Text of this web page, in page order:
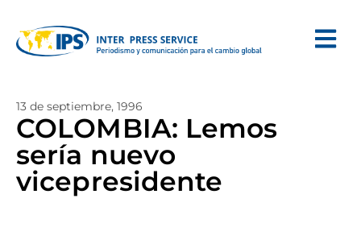
13 de septiembre, 1996
COLOMBIA: Lemos
sería nuevo
vicepresidente